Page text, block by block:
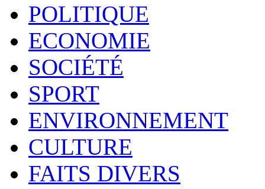
POLITIQUE
ECONOMIE
SOCIÉTÉ
SPORT
ENVIRONNEMENT
CULTURE
FAITS DIVERS